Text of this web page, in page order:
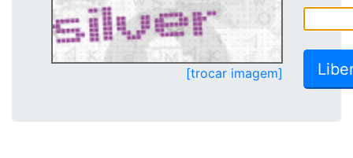
[trocar imagem]